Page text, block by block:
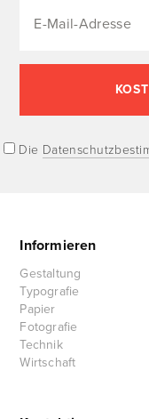
Die
Informieren
Gestaltung
Typografie
Papier
Fotografie
Technik
Wirtschaft